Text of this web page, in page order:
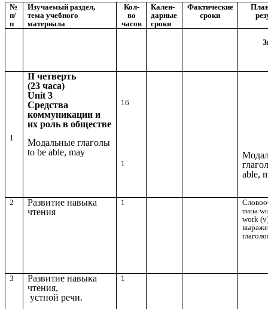
№
п/
п
Изучаемый раздел,
тема учебного
материала
Кол-
во
часов
Кален-
дарные
сроки
Фактические
сроки
1
II четверть
(23 часа)
Unit 3
Средства
коммуникации и
их роль в обществе
Модальные глаголы
to be able, may
16
1
able,
2
Развитие навыка
чтения
1
типа
work
3
Развитие навыка
чтения,
устной речи.
1